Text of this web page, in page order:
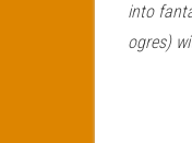
into
ogres)